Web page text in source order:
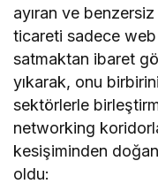
ayıran ve
ticareti sadece
satmaktan ibaret
yıkarak, onu
sektörlerle
networking
kesişiminden
oldu: